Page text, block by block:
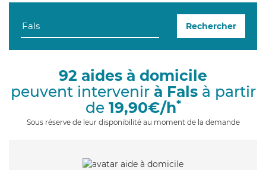
n
g
i
Rechercher
92 aides à domicile
peuvent intervenir à Falsà partir
de 19,90€/h*
Sous réserve de leur disponibilité au moment de la demande